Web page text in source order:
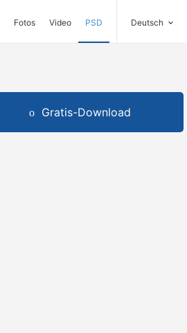
Fotos Video PSD Deutsch
Gratis-Download